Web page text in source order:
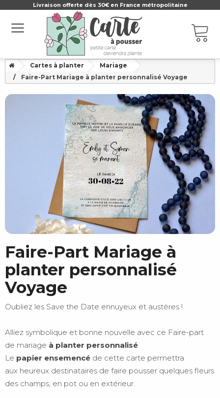
Livraison offerte dès 30€ en France métropolitaine
Cartes à planter
Mariage
Faire-Part Mariage à planter personnalisé Voyage
Faire-Part Mariage à
planter personnalisé
Voyage
Oubliez les Save the Date ennuyeux et austères !
Alliez symbolique et bonne nouvelle avec ce Faire-part
de mariage à planter personnalisé
Le papier ensemencé de cette carte permettra
aux heureux destinataires de faire pousser quelques fleurs
des champs, en pot ou en extérieur.